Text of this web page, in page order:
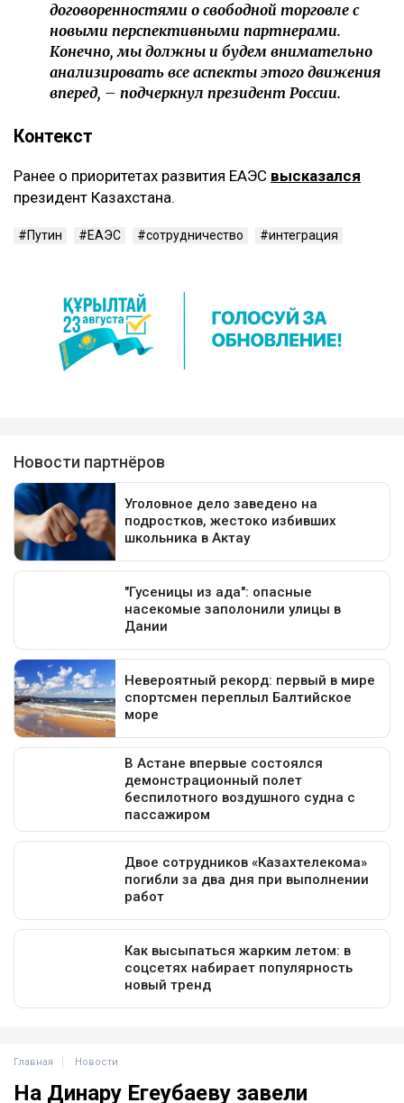
договоренностями о свободной торговле с
новыми перспективными партнерами.
Конечно, мы должны и будем внимательно
анализировать все аспекты этого движения
вперед, – подчеркнул президент России.
Контекст
Ранее о приоритетах развития ЕАЭС высказался
президент Казахстана.
Путин ЕАЭС сотрудничество интеграция
Главная Новости
На Динару Егеубаеву завели